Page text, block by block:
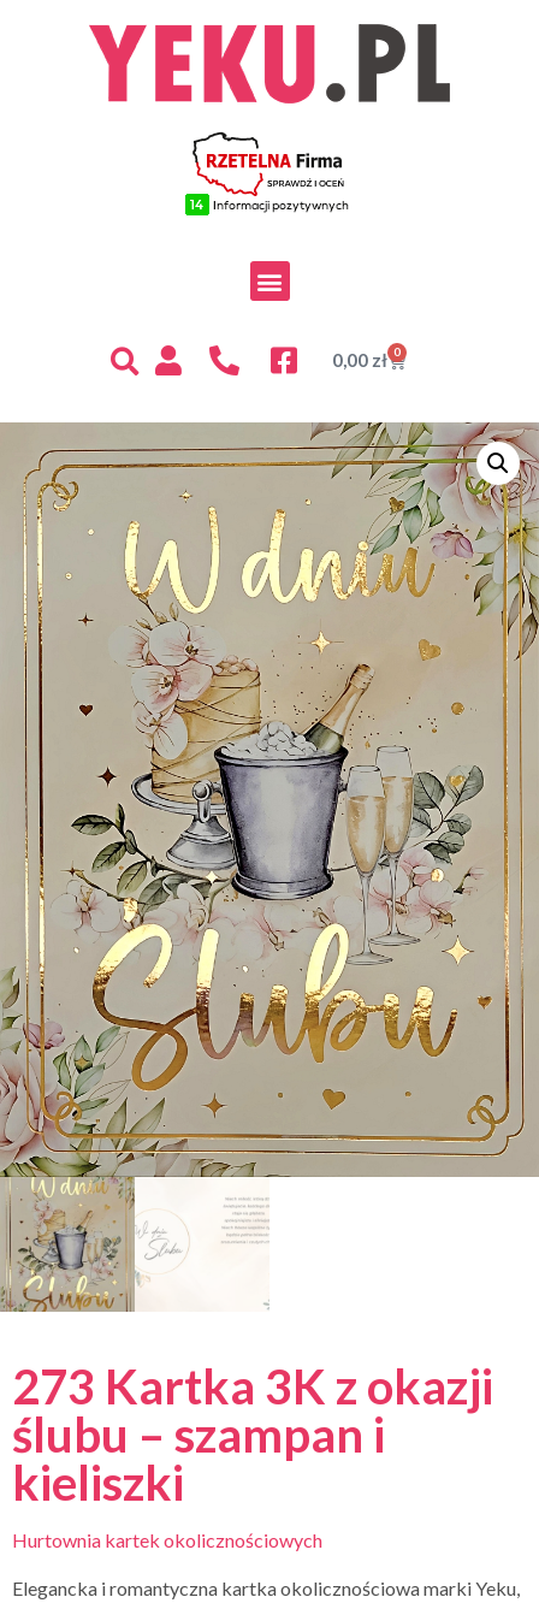
0,00 zł 0
273 Kartka 3K z okazji
ślubu – szampan i
kieliszki
Hurtownia kartek okolicznościowych
Elegancka i romantyczna kartka okolicznościowa marki Yeku,